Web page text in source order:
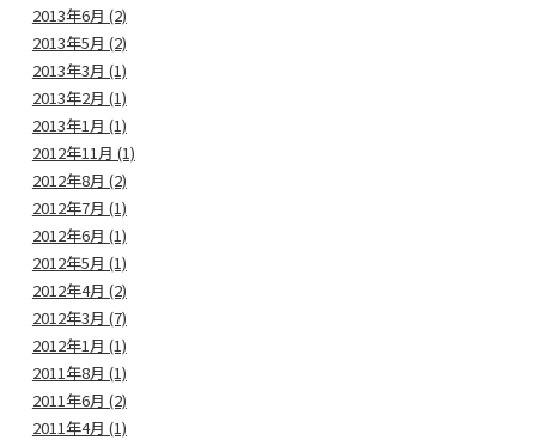
2013年6月 (2)
2013年5月 (2)
2013年3月 (1)
2013年2月 (1)
2013年1月 (1)
2012年11月 (1)
2012年8月 (2)
2012年7月 (1)
2012年6月 (1)
2012年5月 (1)
2012年4月 (2)
2012年3月 (7)
2012年1月 (1)
2011年8月 (1)
2011年6月 (2)
2011年4月 (1)